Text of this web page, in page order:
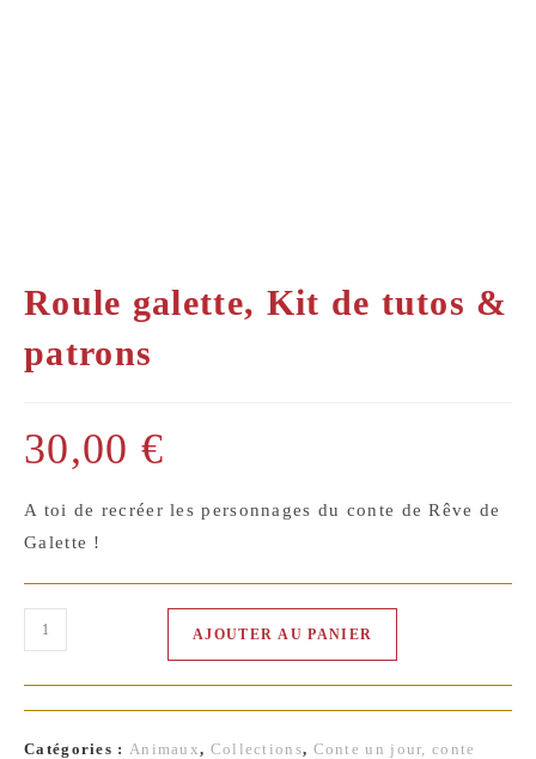
Roule galette, Kit de tutos &
patrons
30,00 €
A toi de recréer les personnages du conte de Rêve de
Galette !
quantité
de
Roule
galette,
Kit
AJOUTER AU PANIER
Catégories : Animaux, Collections, Conte un jour, conte